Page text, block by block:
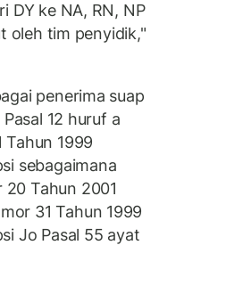
DY ke NA, RN, NP
oleh tim penyidik,"
penerima suap
12 huruf a
Tahun 1999
sebagaimana
Tahun 2001
31 Tahun 1999
Jo Pasal 55 ayat